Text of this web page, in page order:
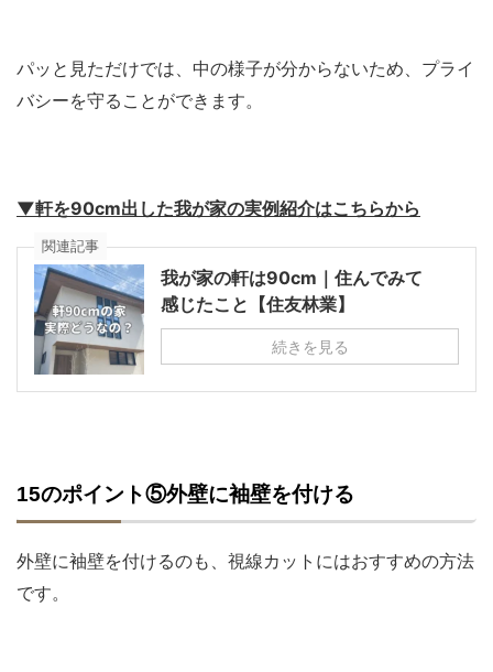
パッと見ただけでは、中の様子が分からないため、プライ
バシーを守ることができます。
▼軒を90cm出した我が家の実例紹介はこちらから
関連記事
我が家の軒は90cm｜住んでみて
感じたこと【住友林業】
続きを見る
15のポイント⑤外壁に袖壁を付ける
外壁に袖壁を付けるのも、視線カットにはおすすめの方法
です。